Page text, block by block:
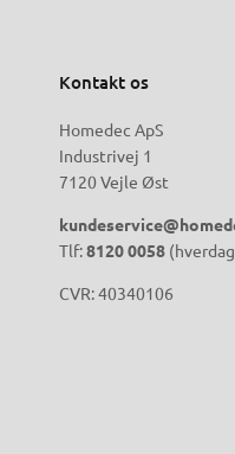
Kontakt os
Homedec ApS
Industrivej 1
7120 Vejle Øst
Tlf:8120 0058
CVR: 40340106